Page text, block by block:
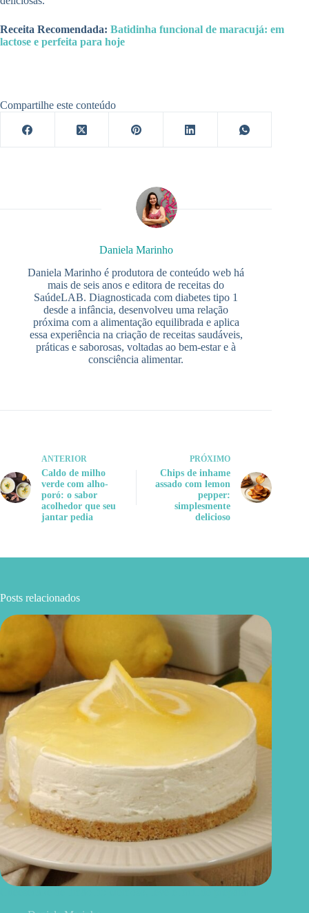
Receita Recomendada: Batidinha funcional de maracujá: em
lactose e perfeita para hoje
Compartilhe este conteúdo
Daniela Marinho
Daniela Marinho é produtora de conteúdo web há
mais de seis anos e editora de receitas do
SaúdeLAB. Diagnosticada com diabetes tipo 1
desde a infância, desenvolveu uma relação
próxima com a alimentação equilibrada e aplica
essa experiência na criação de receitas saudáveis,
práticas e saborosas, voltadas ao bem-estar e à
consciência alimentar.
ANTERIOR
Caldo de milho
verde com alho-
poró: o sabor
acolhedor que seu
jantar pedia
PRÓXIMO
Chips de inhame
assado com lemon
pepper:
simplesmente
delicioso
Posts relacionados